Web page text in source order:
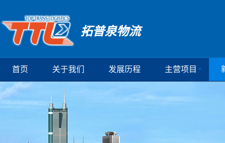
拓普泉物流
首页 关于我们 发展历程 主营项目